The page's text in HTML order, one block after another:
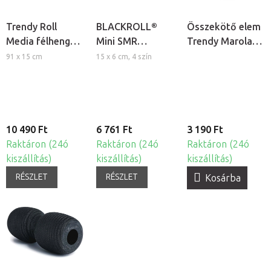
Trendy Roll
Media félhenger
pilateshez és
91 x 15 cm
10 490 Ft
Raktáron (24ó
kiszállítás)
RÉSZLET
BLACKROLL®
Mini SMR
masszázs henger
15 x 6 cm, 4 szín
6 761 Ft
Raktáron (24ó
kiszállítás)
RÉSZLET
Összekötő elem
Trendy Marola
3 190 Ft
Raktáron (24ó
kiszállítás)
Kosárba